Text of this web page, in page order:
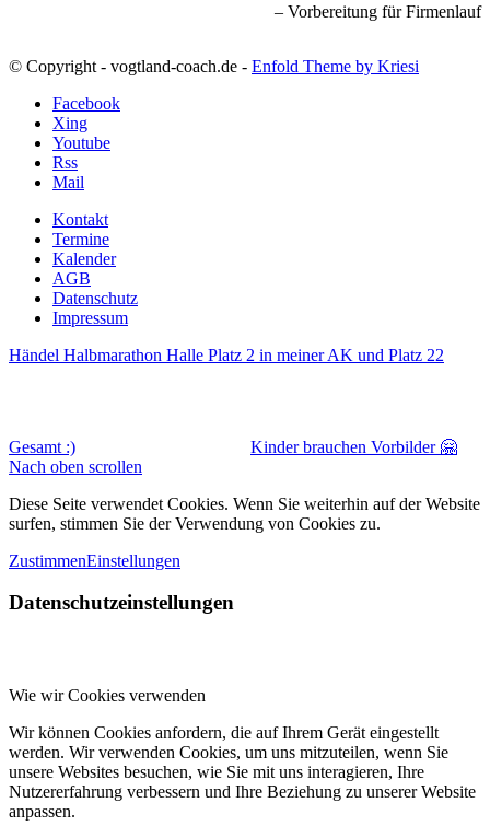
Vorbereitung für Firmenlauf
© Copyright - vogtland-coach.de - Enfold Theme by Kriesi
Facebook
Xing
Youtube
Rss
Mail
Kontakt
Termine
Kalender
AGB
Datenschutz
Impressum
Händel Halbmarathon Halle Platz 2 in meiner AK und Platz 22
Gesamt :)
Kinder brauchen Vorbilder 🤗
Nach oben scrollen
Diese Seite verwendet Cookies. Wenn Sie weiterhin auf der Website
surfen, stimmen Sie der Verwendung von Cookies zu.
ZustimmenEinstellungen
Datenschutzeinstellungen
Wie wir Cookies verwenden
Wir können Cookies anfordern, die auf Ihrem Gerät eingestellt
werden. Wir verwenden Cookies, um uns mitzuteilen, wenn Sie
unsere Websites besuchen, wie Sie mit uns interagieren, Ihre
Nutzererfahrung verbessern und Ihre Beziehung zu unserer Website
anpassen.